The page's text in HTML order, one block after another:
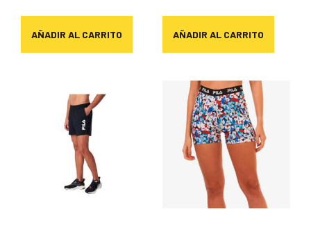
AÑADIR AL CARRITO AÑADIR AL CARRITO